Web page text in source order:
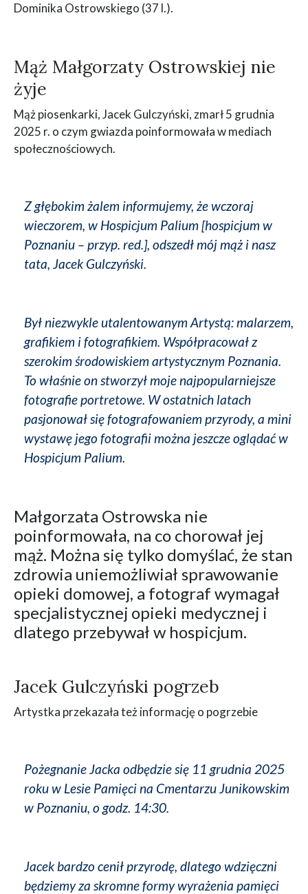
Dominika Ostrowskiego (37 l.).
Mąż Małgorzaty Ostrowskiej nie
żyje
Mąż piosenkarki, Jacek Gulczyński, zmarł 5 grudnia
2025 r. o czym gwiazda poinformowała w mediach
społecznościowych.
Z głębokim żalem informujemy, że wczoraj
wieczorem, w Hospicjum Palium [hospicjum w
Poznaniu – przyp. red.], odszedł mój mąż i nasz
tata, Jacek Gulczyński.
Był niezwykle utalentowanym Artystą: malarzem,
grafikiem i fotografikiem. Współpracował z
szerokim środowiskiem artystycznym Poznania.
To właśnie on stworzył moje najpopularniejsze
fotografie portretowe. W ostatnich latach
pasjonował się fotografowaniem przyrody, a mini
wystawę jego fotografii można jeszcze oglądać w
Hospicjum Palium.
Małgorzata Ostrowska nie
poinformowała, na co chorował jej
mąż. Można się tylko domyślać, że stan
zdrowia uniemożliwiał sprawowanie
opieki domowej, a fotograf wymagał
specjalistycznej opieki medycznej i
dlatego przebywał w hospicjum.
Jacek Gulczyński pogrzeb
Artystka przekazała też informację o pogrzebie
Pożegnanie Jacka odbędzie się 11 grudnia 2025
roku w Lesie Pamięci na Cmentarzu Junikowskim
w Poznaniu, o godz. 14:30.
Jacek bardzo cenił przyrodę, dlatego wdzięczni
będziemy za skromne formy wyrażenia pamięci